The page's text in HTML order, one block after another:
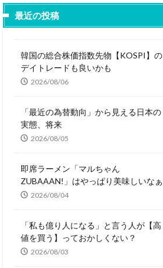
最近の投稿
韓国の総合株価指数先物【KOSPI】の
デイトレードも良いかも
2026/08/06
「最近の為替動向」から見える日本の
実態、将来
2026/08/05
即席ラーメン「マルちゃん
ZUBAAAN!」はやっぱり美味しいなぁ
2026/08/04
「私も億り人になる」と言う人が【高
値を買う】っておかしくない？
2026/08/03